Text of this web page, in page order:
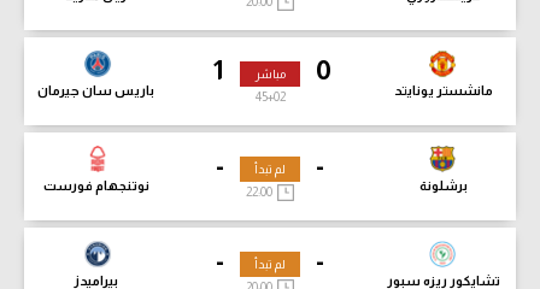
0
مانشستر يونايتد
1
باريس سان جيرمان
مباشر
45+02
-
برشلونة
-
نوتنجهام فورست
لم تبدأ
-
تشايكور ريزه سبور
-
بيراميدز
لم تبدأ